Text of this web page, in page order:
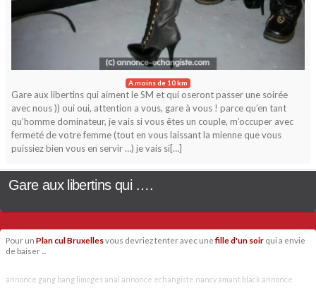
A moins de 10 km
Gare aux libertins qui aiment le SM et qui oseront passer une soirée
avec nous )) oui oui, attention a vous, gare à vous ! parce qu’en tant
qu’homme dominateur, je vais si vous êtes un couple, m’occuper avec
fermeté de votre femme (tout en vous laissant la mienne que vous
puissiez bien vous en servir …) je vais si[…]
Gare aux libertins qui ….
Pour un Plan cul Bruxellesvous devriez tenter avec unefille d'un soir qui a envie
de baiser ...
annonce gang bang limoges anal annonce echangiste nancy amant black annonce